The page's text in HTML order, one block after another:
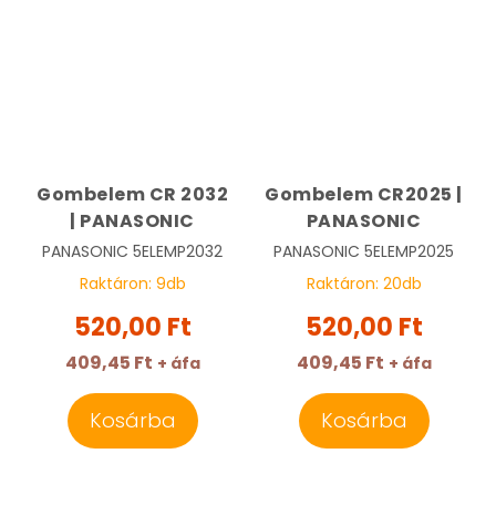
Gombelem CR 2032
| PANASONIC
PANASONIC 5ELEMP2032
Raktáron: 9db
520,00 Ft
409,45 Ft + áfa
Kosárba
Gombelem CR2025 |
PANASONIC
PANASONIC 5ELEMP2025
Raktáron: 20db
520,00 Ft
409,45 Ft + áfa
Kosárba